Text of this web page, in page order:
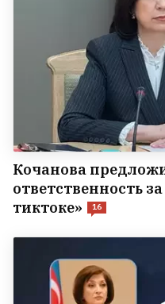
Кочанова
ответственность
тиктоке»
16